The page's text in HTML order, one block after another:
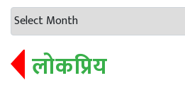
लोकप्रिय